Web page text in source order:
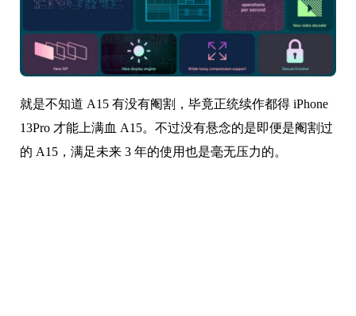
就是不知道 A15 有没有阉割，毕竟正统续作都得 iPhone
13Pro 才能上满血 A15。不过没有悬念的是即便是阉割过
的 A15，满足未来 3 年的使用也是毫无压力的。